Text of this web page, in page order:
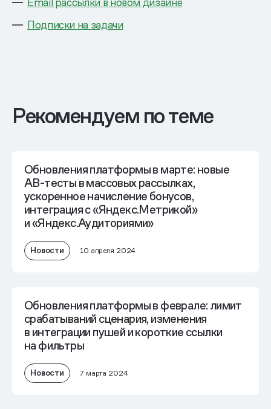
Подписки на задачи
Рекомендуем по теме
Обновления платформы в марте: новые
AB-тесты в массовых рассылках,
ускоренное начисление бонусов,
интеграция с «Яндекс.Метрикой»
и «Яндекс.Аудиториями»
Новости 10 апреля 2024
Обновления платформы в феврале: лимит
срабатываний сценария, изменения
в интеграции пушей и короткие ссылки
на фильтры
Новости 7 марта 2024